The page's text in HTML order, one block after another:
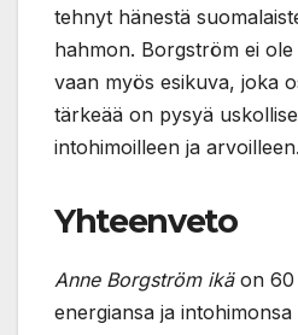
tehnyt hänestä
hahmon. Borgström ei
vaan myös esikuva, joka
tärkeää on pysyä
intohimoilleen ja arvoilleen.
Yhteenveto
Anne Borgström ikäon 60
energiansa ja